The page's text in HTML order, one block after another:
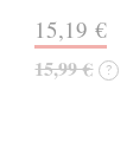
15,19 €
15,99 € ?